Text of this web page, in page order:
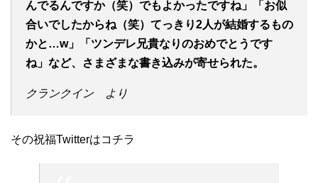
んでるんですか（笑）でもよかったですね」「お似
合いでしたからね（笑）てっきり2人が結婚するもの
かと…w」「ツンデレ兄貴なりのおめでとうです
ね」など、さまざまな書き込みが寄せられた。
クランクイン より
その祝福Twitterはコチラ